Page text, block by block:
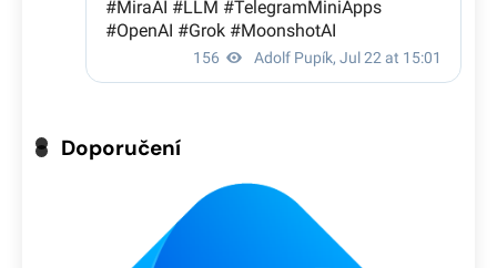
Doporučení